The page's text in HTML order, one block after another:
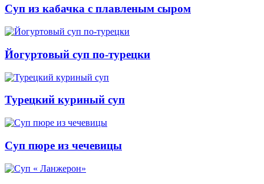
Суп из кабачка с плавленым сыром
Йогуртовый суп по-турецки
Турецкий куриный суп
Суп пюре из чечевицы